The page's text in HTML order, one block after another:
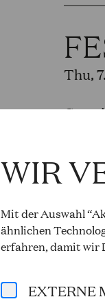
WIR
Mit der Auswahl
ähnlichen
erfahren, damit wir
EXTERNE
Thu,
Sun,